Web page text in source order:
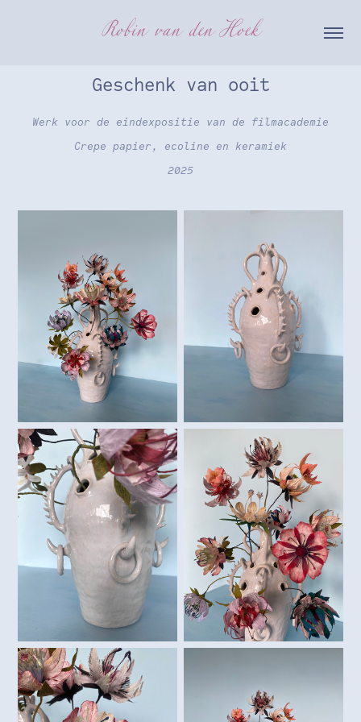
Robin  van  den  Hoek
Geschenk van ooit
Werk voor de eindexpositie van de filmacademie
Crepe papier, ecoline en keramiek
2025